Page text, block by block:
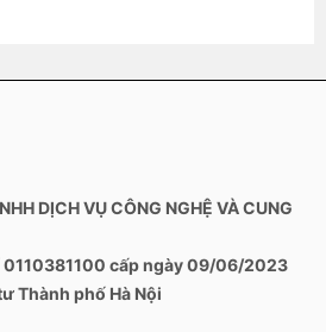
màn hình cho EliteBook 840 G4
(1920x1080 hoặc 2560x1440
xử lý bằng bảng điều khiển
TN được biểu thị bằng SVA
sáng trung bình gần 320 nits,
DỊCH VỤ CÔNG NGHỆ VÀ CUNG
0110381100 cấp ngày 09/06/2023
Thành phố Hà Nội